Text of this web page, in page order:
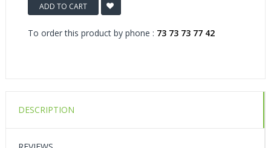
ADD TO CART
To order this product by phone : 73 73 73 77 42
DESCRIPTION